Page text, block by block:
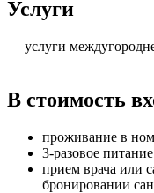
Услуги
— услуги
В стоимость
проживание в
3-разовое
прием врача или
бронировании